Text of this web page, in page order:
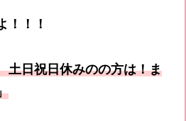
！！！
土日祝日休みのの方は！ま